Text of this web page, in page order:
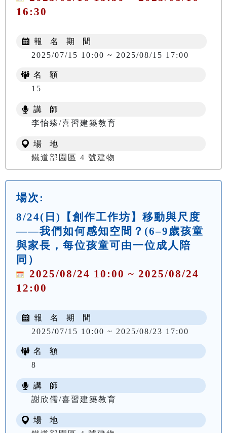
16:30
報 名 期 間
2025/07/15 10:00 ~ 2025/08/15 17:00
名 額
15
講 師
李怡臻/喜習建築教育
場 地
鐵道部園區 4 號建物
場次:
8/24(日)【創作工作坊】移動與尺度
——我們如何感知空間？(6–9歲孩童
與家長，每位孩童可由一位成人陪
同）
2025/08/24 10:00 ~ 2025/08/24
12:00
報 名 期 間
2025/07/15 10:00 ~ 2025/08/23 17:00
名 額
8
講 師
謝欣儒/喜習建築教育
場 地